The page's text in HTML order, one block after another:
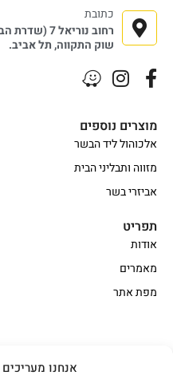
אנחנו
מוצרים נוספים
אלכוהול ליד הבשר
מזווה ותבליני הבית
אביזרי בשר
תפריט
אודות
מאמרים
מפת אתר
כתובת
רחוב נוריאל 7 (שדרת הבשר)
שוק התקווה, תל אביב.